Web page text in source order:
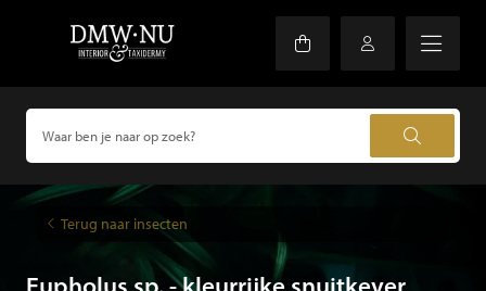
Terug naar insecten